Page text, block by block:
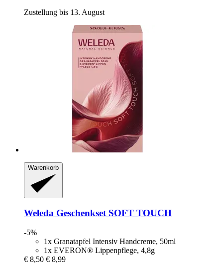
Zustellung bis 13. August
Warenkorb
Weleda Geschenkset SOFT TOUCH
-5%
1x Granatapfel Intensiv Handcreme, 50ml
1x EVERON® Lippenpflege, 4,8g
€ 8,50 € 8,99